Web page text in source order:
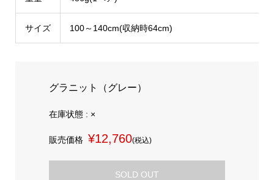
サイズ 100～140cm(収納時64cm)
グラニット（グレー）
在庫状態 : ×
販売価格 ¥12,760(税込)
SOLD OUT